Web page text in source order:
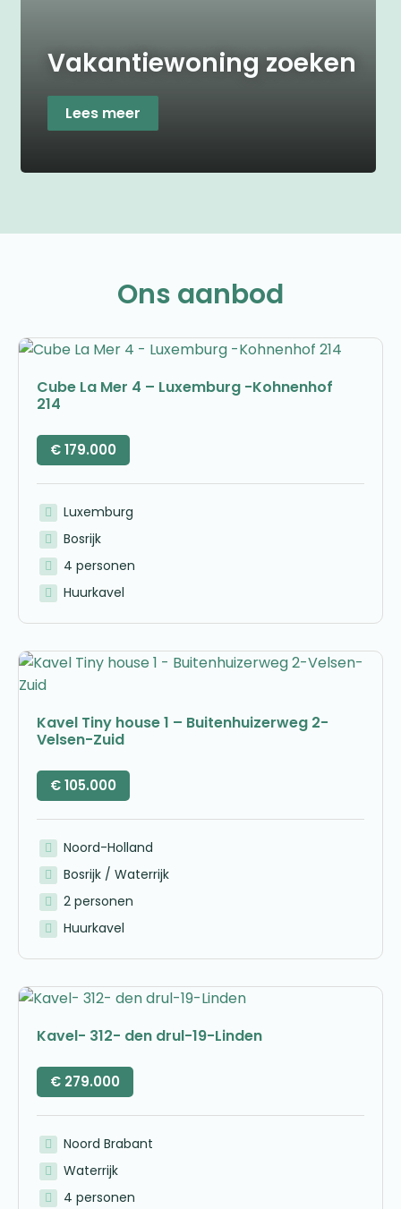
Vakantiewoning zoeken
Lees meer
Ons aanbod
Cube La Mer 4 – Luxemburg -Kohnenhof
214
€179.000
Luxemburg
Bosrijk
4 personen
Huurkavel
Kavel Tiny house 1 – Buitenhuizerweg 2-
Velsen-Zuid
€105.000
Noord-Holland
Bosrijk / Waterrijk
2 personen
Huurkavel
Kavel- 312- den drul-19-Linden
€ 279.000
Noord Brabant
Waterrijk
4 personen